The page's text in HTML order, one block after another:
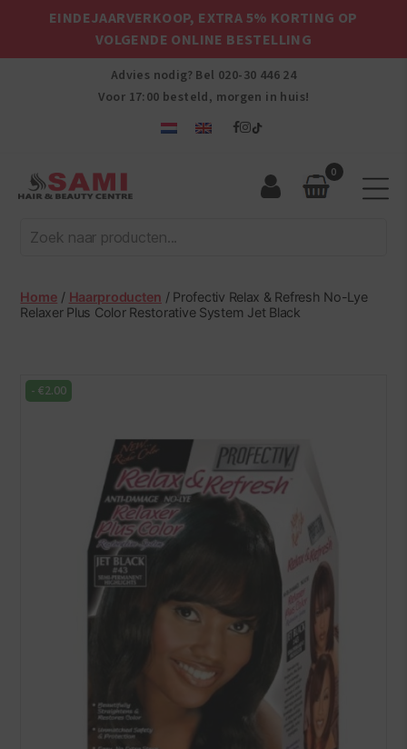
EINDEJAARVERKOOP, EXTRA 5% KORTING OP
VOLGENDE ONLINE BESTELLING
Advies nodig? Bel 020-30 446 24
Voor 17:00 besteld, morgen in huis!
Afro
Hair
Beauty
Centre
0
Home / Haarproducten / Profectiv Relax & Refresh No-Lye
Relaxer Plus Color Restorative System Jet Black
-€2.00